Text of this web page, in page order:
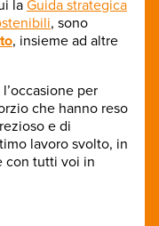
la Guida strategica
, sono
, insieme ad altre
per
che hanno reso
e di
lavoro svolto, in
con tutti voi in